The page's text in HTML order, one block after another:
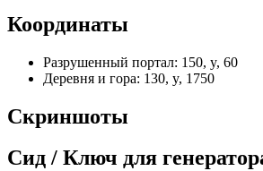
Координаты
Разрушенный портал: 150, y, 60
Деревня и гора: 130, y, 1750
Скриншоты
Cид / Ключ для